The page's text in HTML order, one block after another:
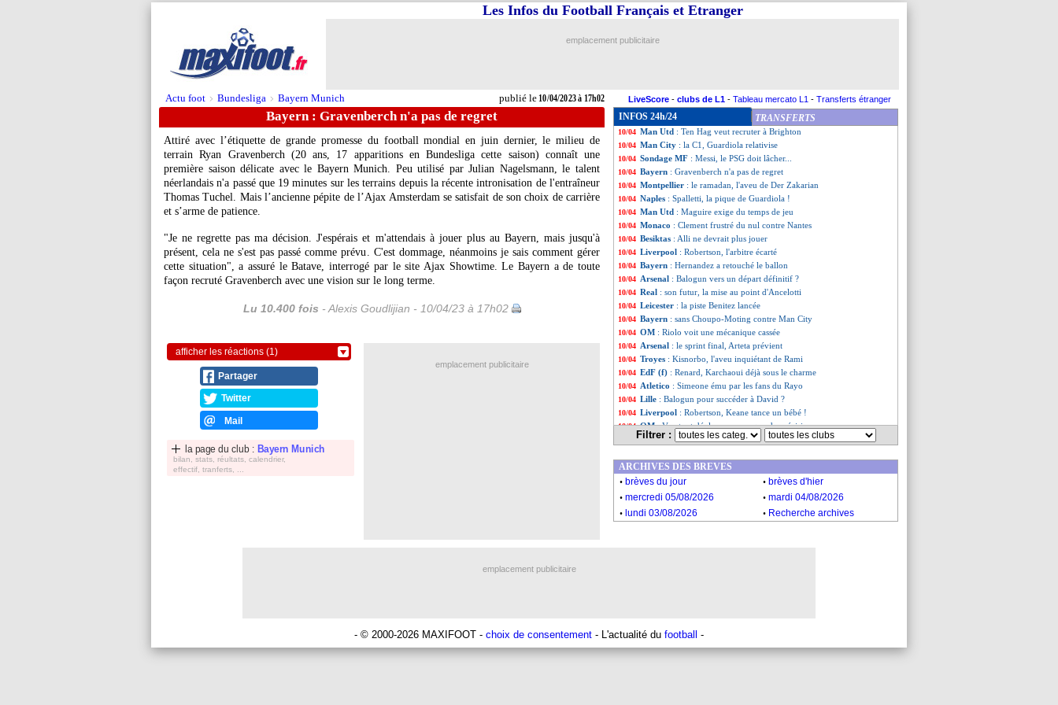
Actu foot > Bundesliga > Bayern Munich publié le10/04/2023 à 17h02
Les Infos du Football Français et Etranger
emplacement publicitaire
LiveScore - clubs de L1 - Tableau mercato L1 - Transferts étranger
Bayern : Gravenberch n'a pas de regret
Attiré avec l’étiquette de grande promesse du football mondial en juin dernier, le milieu de
terrain Ryan Gravenberch (20 ans, 17 apparitions en Bundesliga cette saison) connaît une
première saison délicate avec le Bayern Munich. Peu utilisé par Julian Nagelsmann, le talent
néerlandais n'a passé que 19 minutes sur les terrains depuis la récente intronisation de l'entraîneur
Thomas Tuchel. Mais l’ancienne pépite de l’Ajax Amsterdam se satisfait de son choix de carrière
et s’arme de patience.
"Je ne regrette pas ma décision. J'espérais et m'attendais à jouer plus au Bayern, mais jusqu'à
présent, cela ne s'est pas passé comme prévu. C'est dommage, néanmoins je sais comment gérer
cette situation", a assuré le Batave, interrogé par le site Ajax Showtime. Le Bayern a de toute
façon recruté Gravenberch avec une vision sur le long terme.
Lu 10.400 fois - Alexis Goudlijian - 10/04/23 à 17h02
afficher les réactions (1)
Partager
Twitter
Mail
la page du club : Bayern Munich
bilan, stats, réultats, calendrier,
effectif, tranferts, ...
INFOS 24h/24 TRANSFERTS
10/04 Nice: Galtier, le club risque une sanction
10/04 Real
10/04 OM: Di Meco voit Tudor inexpérimenté
10/04 Gambardella : l'affiche de la finale connue
10/04 Man Utd : Ten Hag veut recruter à Brighton
10/04 Man City : la C1, Guardiola relativise
10/04 Sondage MF : Messi, le PSG doit lâcher...
10/04 Bayern : Gravenberch n'a pas de regret
10/04 Montpellier : le ramadan, l'aveu de Der Zakarian
10/04 Naples : Spalletti, la pique de Guardiola !
10/04 Man Utd : Maguire exige du temps de jeu
10/04 Monaco : Clement frustré du nul contre Nantes
10/04 Besiktas : Alli ne devrait plus jouer
10/04 Liverpool : Robertson, l'arbitre écarté
10/04 Bayern : Hernandez a retouché le ballon
10/04 Arsenal : Balogun vers un départ définitif ?
10/04 Real : son futur, la mise au point d'Ancelotti
10/04 Leicester : la piste Benitez lancée
10/04 Bayern : sans Choupo-Moting contre Man City
10/04 OM : Riolo voit une mécanique cassée
10/04 Arsenal : le sprint final, Arteta prévient
10/04 Troyes : Kisnorbo, l'aveu inquiétant de Rami
10/04 EdF (f) : Renard, Karchaoui déjà sous le charme
10/04 Atletico : Simeone ému par les fans du Rayo
10/04 Lille : Balogun pour succéder à David ?
10/04 Liverpool : Robertson, Keane tance un bébé !
10/04 OM: Veretout déplore un manque de précision
Barça : Laporta a encore parlé au père de Messi
10/04 Rennes : le coup de gueule du président
10/04 PSG: Donnarumma, Lollichon prévient
Real: Poyet prend la défense de Valverde
10/04 VIDEO: Ronaldo s'agace contre un adversaire
Filtrer :
emplacement publicitaire
ARCHIVES DES BREVES
. brèves du jour . brèves d'hier
. mercredi 05/08/2026 . mardi 04/08/2026
. lundi 03/08/2026 . Recherche archives
emplacement publicitaire
- © 2000-2026 MAXIFOOT - choix de consentement - L'actualité du football -